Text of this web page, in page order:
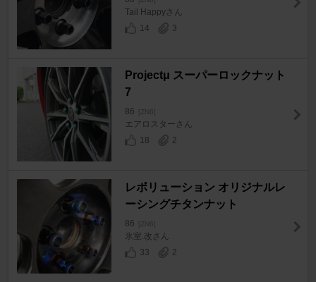
Tail Happyさん
14
3
Projectμ スーパーロックナット
7
86 [ZN6]
エアロスターさん
18
2
レボリューション オリジナルレ
ーシングチタンナット
86 [ZN6]
氷室.改さん
33
2